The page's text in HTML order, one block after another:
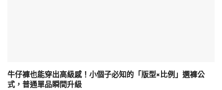
牛仔褲也能穿出高級感！小個子必知的「版型×比例」選褲公
式，普通單品瞬間升級